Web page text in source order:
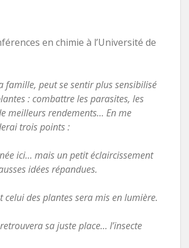
en chimie à l’Université de
peut se sentir plus sensibilisé
: combattre les parasites, les
meilleurs rendements… En me
trois points :
ici… mais un petit éclaircissement
idées répandues.
des plantes sera mis en lumière.
sa juste place… l’insecte